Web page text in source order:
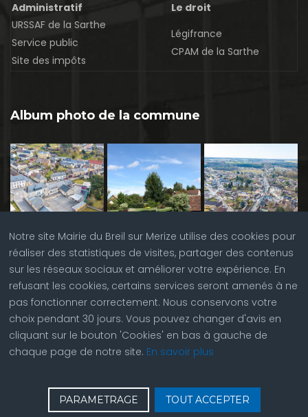
Notre site Mairie du Breil sur Merize utilise des cookies pour
réaliser des statistiques de visites, partager des contenus
sur les réseaux sociaux et améliorer votre expérience. En
refusant les cookies, certains services seront amenés à ne
pas fonctionner correctement. Nous conservons votre
choix pendant 30 jours. Vous pouvez changer d'avis en
cliquant sur le bouton 'Cookies' en bas à gauche de
chaque page de notre site. En savoir plus
PARAMETRAGE TOUT ACCEPTER
Administratif
Le droit
URSSAF de la Sarthe
Service public
Site des impôts
Légifrance
CPAM de la Sarthe
Album photo de la commune
Contactez nous | © Copyright 2023 |Plan du site|